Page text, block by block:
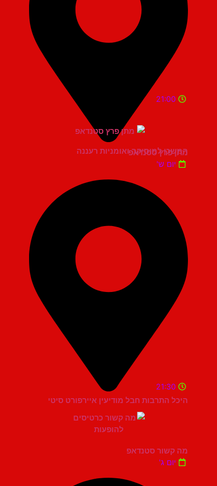
המשכן למוסיקה ואומניות רעננה
21:00
מתן פרץ סטנדאפ
יום ש'
היכל התרבות חבל מודיעין איירפורט סיטי
21:30
מה קשור סטנדאפ
יום ג'